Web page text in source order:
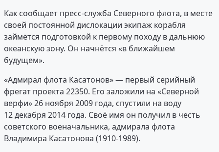
Как сообщает пресс-служба Северного флота, в месте
своей постоянной дислокации экипаж корабля
займётся подготовкой к первому походу в дальнюю
океанскую зону. Он начнётся «в ближайшем
будущем».
«Адмирал флота Касатонов» — первый серийный
фрегат проекта 22350. Его заложили на «Северной
верфи» 26 ноября 2009 года, спустили на воду
12 декабря 2014 года. Своё имя он получил в честь
советского военачальника, адмирала флота
Владимира Касатонова (1910-1989).